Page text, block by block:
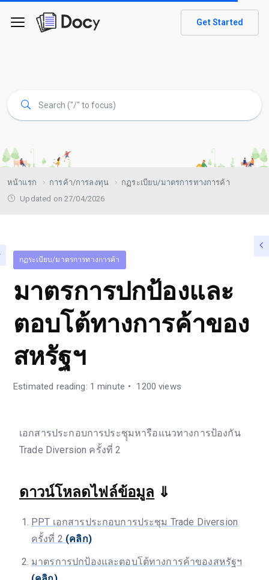
Get Started
หน้าแรก การค้า/การลงทุน
กฏระเบียบ/มาตรการทางการค้า
Updated on 27/04/2026
กฏระเบียบ/มาตรการทางการค้า
มาตรการปกป้องและ
ตอบโต้ทางการค้าของ
สหรัฐฯ
Estimated reading: 1 minute 1200 views
เอกสารประกอบการประชุุมหารือแนวทางการป้องกัน
Trade Diversion ครั้งที่ 2
ดาวน์โหลดไฟล์ข้อมูล ⇓
PPT เอกสารประกอบการประชุม Trade Diversion
ครั้งที่ 2 (คลิก)
มาตรการปกป้องและตอบโต้ทางการค้าของสหรัฐฯ